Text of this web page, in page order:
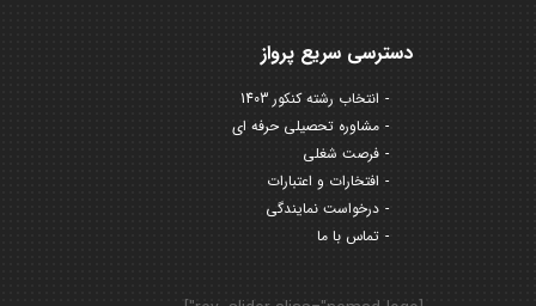
دسترسی سریع پرواز
انتخاب رشته کنکور 1403
مشاوره تحصیلی حرفه ای
فرصت شغلی
افتخارات و اعتبارات
درخواست نمایندگی
تماس با ما